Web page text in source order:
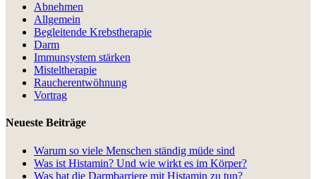
Abnehmen
Allgemein
Begleitende Krebstherapie
Darm
Immunsystem stärken
Misteltherapie
Raucherentwöhnung
Vortrag
Neueste Beiträge
Warum so viele Menschen ständig müde sind
Was ist Histamin? Und wie wirkt es im Körper?
Was hat die Darmbarriere mit Histamin zu tun?